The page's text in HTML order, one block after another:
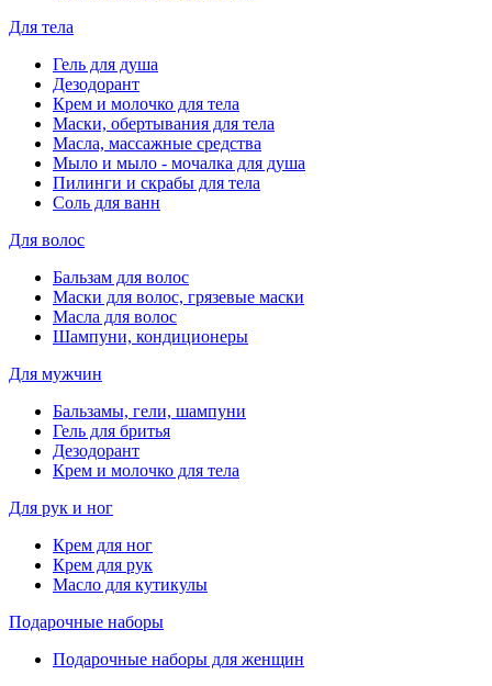
Для тела
Гель для душа
Дезодорант
Крем и молочко для тела
Маски, обертывания для тела
Масла, массажные средства
Мыло и мыло - мочалка для душа
Пилинги и скрабы для тела
Соль для ванн
Для волос
Бальзам для волос
Маски для волос, грязевые маски
Масла для волос
Шампуни, кондиционеры
Для мужчин
Бальзамы, гели, шампуни
Гель для бритья
Дезодорант
Крем и молочко для тела
Для рук и ног
Крем для ног
Крем для рук
Масло для кутикулы
Подарочные наборы
Подарочные наборы для женщин